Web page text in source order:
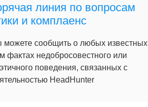
линия по вопросам
и комплаенс
можете сообщить о любых известных
фактах недобросовестного или
поведения, связанных с
HeadHunter